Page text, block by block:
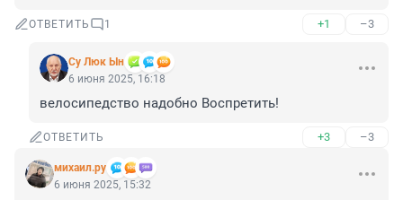
ОТВЕТИТЬ 1 +1 –3
Су Люк Ын
6 июня 2025, 16:18
велосипедство надобно Воспретить!
ОТВЕТИТЬ +3 –3
михаил.ру
6 июня 2025, 15:32